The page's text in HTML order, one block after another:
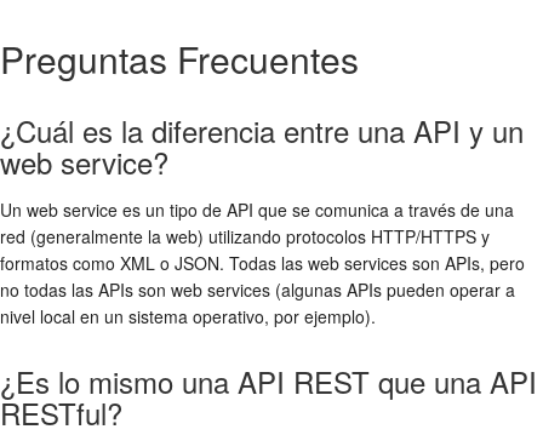
Preguntas Frecuentes
¿Cuál es la diferencia entre una API y un
web service?
Un web service es un tipo de API que se comunica a través de una
red (generalmente la web) utilizando protocolos HTTP/HTTPS y
formatos como XML o JSON. Todas las web services son APIs, pero
no todas las APIs son web services (algunas APIs pueden operar a
nivel local en un sistema operativo, por ejemplo).
¿Es lo mismo una API REST que una API
RESTful?